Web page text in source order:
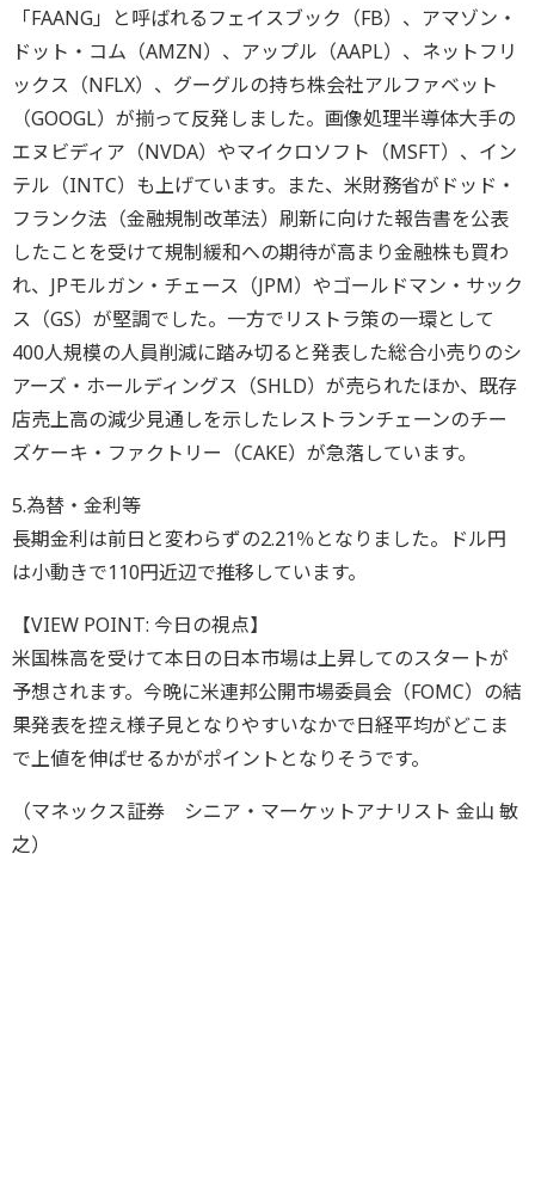
「FAANG」と呼ばれるフェイスブック（FB）、アマゾン・
ドット・コム（AMZN）、アップル（AAPL）、ネットフリ
ックス（NFLX）、グーグルの持ち株会社アルファベット
（GOOGL）が揃って反発しました。画像処理半導体大手の
エヌビディア（NVDA）やマイクロソフト（MSFT）、イン
テル（INTC）も上げています。また、米財務省がドッド・
フランク法（金融規制改革法）刷新に向けた報告書を公表
したことを受けて規制緩和への期待が高まり金融株も買わ
れ、JPモルガン・チェース（JPM）やゴールドマン・サック
ス（GS）が堅調でした。一方でリストラ策の一環として
400人規模の人員削減に踏み切ると発表した総合小売りのシ
アーズ・ホールディングス（SHLD）が売られたほか、既存
店売上高の減少見通しを示したレストランチェーンのチー
ズケーキ・ファクトリー（CAKE）が急落しています。
5.為替・金利等
長期金利は前日と変わらずの2.21％となりました。ドル円
は小動きで110円近辺で推移しています。
【VIEW POINT: 今日の視点】
米国株高を受けて本日の日本市場は上昇してのスタートが
予想されます。今晩に米連邦公開市場委員会（FOMC）の結
果発表を控え様子見となりやすいなかで日経平均がどこま
で上値を伸ばせるかがポイントとなりそうです。
（マネックス証券 シニア・マーケットアナリスト 金山 敏
之）